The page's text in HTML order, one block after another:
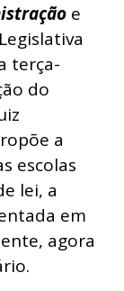
e
terça-
do
a
escolas
lei, a
em
agora